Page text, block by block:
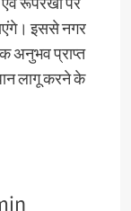
इससे नगर
अनुभव प्राप्त
लागू करने के